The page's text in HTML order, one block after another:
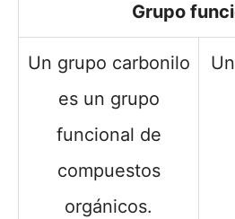
Grupo
Un grupo carbonilo
es un grupo
funcional de
compuestos
orgánicos.